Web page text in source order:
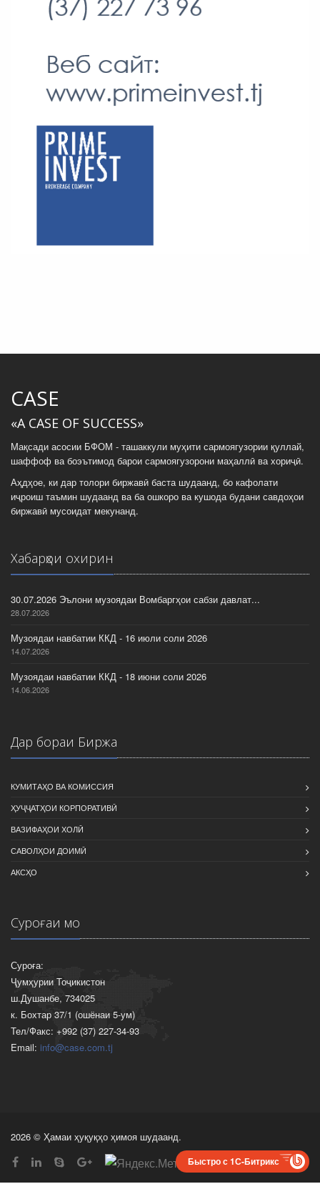
CASE
«A CASE OF SUCCESS»
Мақсади асосии БФОМ - ташаккули муҳити сармоягузории қуллай,
шаффоф ва боэътимод барои сармоягузорони маҳаллӣ ва хориҷӣ.
Аҳдҳое, ки дар толори биржавӣ баста шудаанд, бо кафолати
иҷроиш таъмин шудаанд ва ба ошкоро ва кушода будани савдоҳои
биржавӣ мусоидат мекунанд.
Хабарҳои охирин
30.07.2026 Эълони музоядаи Вомбаргҳои сабзи давлат...
28.07.2026
Музоядаи навбатии ККД - 16 июли соли 2026
14.07.2026
Музоядаи навбатии ККД - 18 июни соли 2026
14.06.2026
Дар бораи Биржа
КУМИТАҲО ВА КОМИССИЯ
ҲУҶҶАТҲОИ КОРПОРАТИВӢ
ВАЗИФАҲОИ ХОЛӢ
САВОЛҲОИ ДОИМӢ
АКСҲО
Суроғаи мо
Суроға:
Ҷумҳурии Тоҷикистон
ш.Душанбе, 734025
к. Бохтар 37/1 (ошёнаи 5-ум)
Тел/Факс: +992 (37) 227-34-93
Email: info@case.com.tj
2026 © Ҳамаи ҳуқуқҳо ҳимоя шудаанд.
Быстро с 1С-Битрикс